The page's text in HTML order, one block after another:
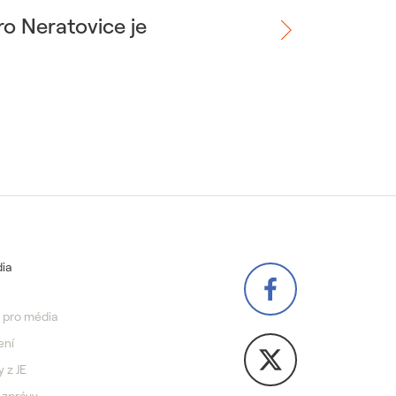
Neratovice je
média
z JE